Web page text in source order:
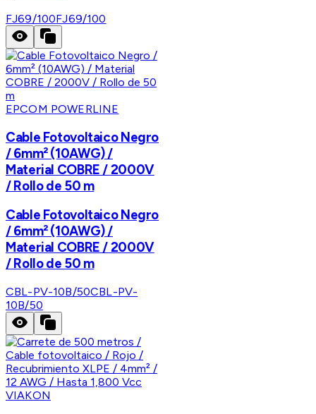
FJ69/100FJ69/100
EPCOM POWERLINE
Cable Fotovoltaico Negro
/ 6mm² (10AWG) /
Material COBRE / 2000V
/ Rollo de 50 m
Cable Fotovoltaico Negro
/ 6mm² (10AWG) /
Material COBRE / 2000V
/ Rollo de 50 m
CBL-PV-10B/50CBL-PV-
10B/50
VIAKON